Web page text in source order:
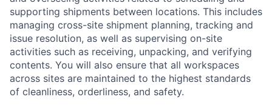
supporting shipments between locations. This includes
managing cross-site shipment planning, tracking and
issue resolution, as well as supervising on-site
activities such as receiving, unpacking, and verifying
contents. You will also ensure that all workspaces
across sites are maintained to the highest standards
of cleanliness, orderliness, and safety.